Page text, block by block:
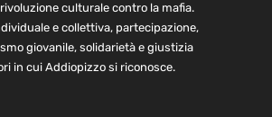
culturale contro la mafia.
e collettiva, partecipazione,
giovanile, solidarietà e giustizia
in cui Addiopizzo si riconosce.